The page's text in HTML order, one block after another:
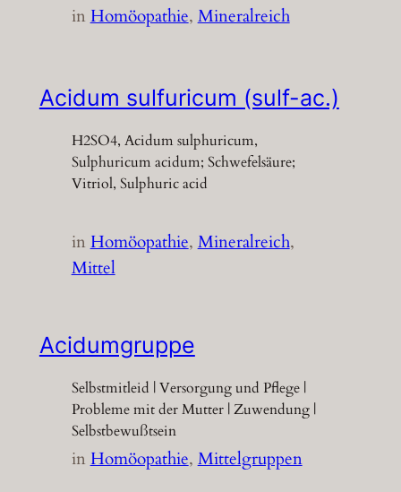
inHomöopathie, Mineralreich
Acidum sulfuricum (sulf-ac.)
H2SO4, Acidum sulphuricum,
Sulphuricum acidum; Schwefelsäure;
Vitriol, Sulphuric acid
inHomöopathie, Mineralreich
Mittel
Acidumgruppe
Selbstmitleid | Versorgung und Pflege |
Probleme mit der Mutter | Zuwendung |
Selbstbewußtsein
inHomöopathie, Mittelgruppen